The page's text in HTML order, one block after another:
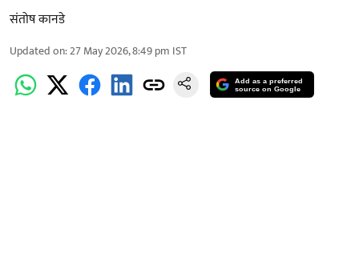
संतोष कानडे
Updated on:27 May 2026, 8:49 pm IST
Add as a preferred
source on Google